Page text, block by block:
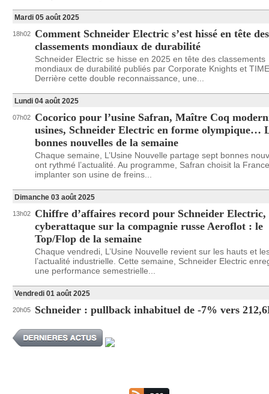
Mardi 05 août 2025
18h02
Comment Schneider Electric s’est hissé en tête des
classements mondiaux de durabilité
Schneider Electric se hisse en 2025 en tête des classements
mondiaux de durabilité publiés par Corporate Knights et
Derrière cette double reconnaissance, une...
Lundi 04 août 2025
07h02
Cocorico pour l’usine Safran, Maître Coq
usines, Schneider Electric en forme olympique…
bonnes nouvelles de la semaine
Chaque semaine, L’Usine Nouvelle partage sept bonnes
ont rythmé l’actualité. Au programme, Safran choisit la
implanter son usine de freins...
Dimanche 03 août 2025
13h02
Chiffre d’affaires record pour Schneider Electric,
cyberattaque sur la compagnie russe Aeroflot : le
Top/Flop de la semaine
Chaque vendredi, L’Usine Nouvelle revient sur les hauts et
l’actualité industrielle. Cette semaine, Schneider Electric
une performance semestrielle...
Vendredi 01 août 2025
20h05 Schneider : pullback inhabituel de -7% vers